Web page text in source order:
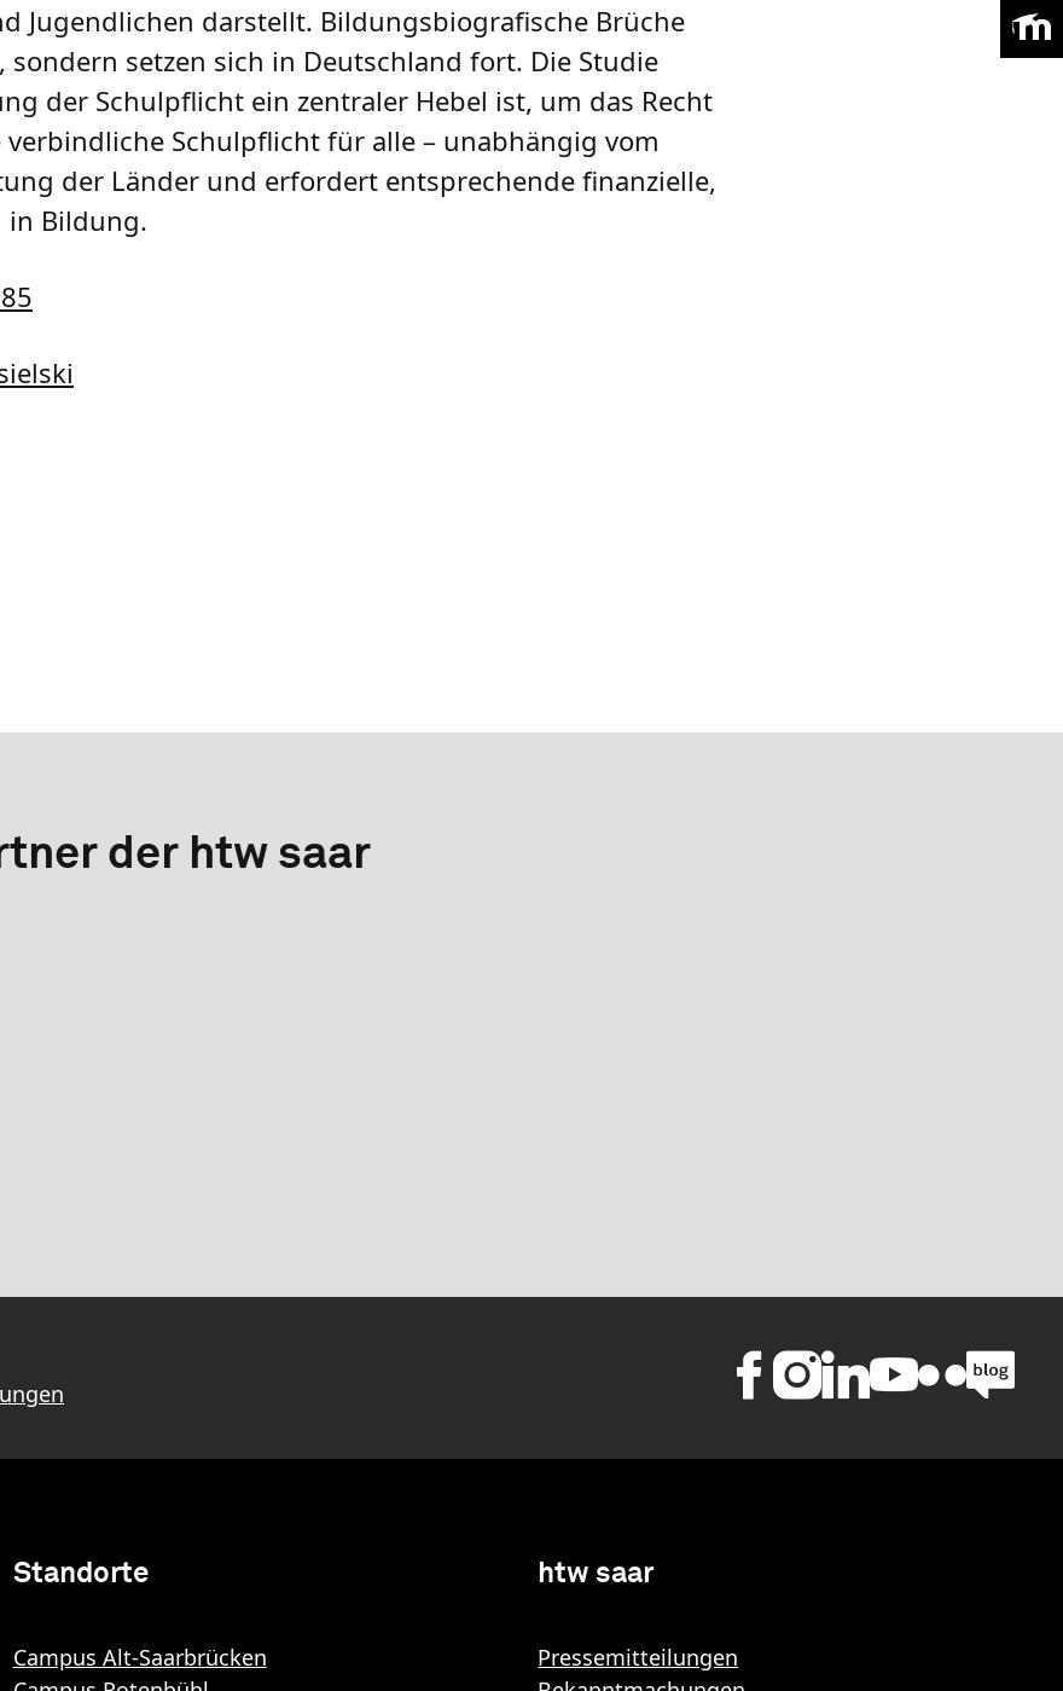
Jugendlichen darstellt. Bildungsbiografische Brüche
setzen sich in Deutschland fort. Die Studie
der Schulpflicht ein zentraler Hebel ist, um das Recht
Schulpflicht für alle – unabhängig vom
der Länder und erfordert entsprechende finanzielle,
in Bildung.
der htw saar
Standorte
Campus Alt-Saarbrücken
htw saar
Pressemitteilungen